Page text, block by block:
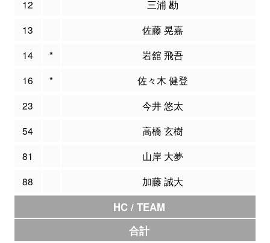
12
三浦 勘
13
佐藤 晃嘉
14
*
岩舘 飛吾
16
*
佐々木 健登
23
今井 悠太
54
高橋 玄樹
81
山岸 大夢
88
加藤 誠大
HC / TEAM
合計